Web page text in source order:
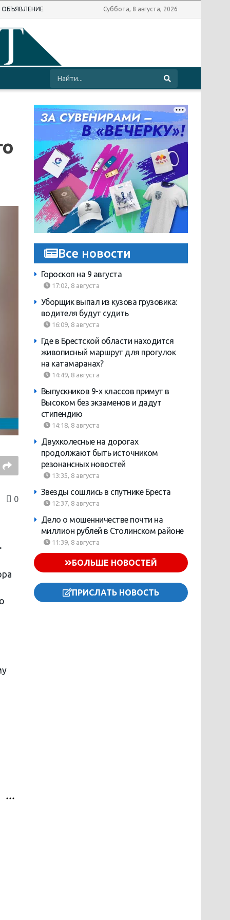
ОБЪЯВЛЕНИЕ Суббота, 8 августа, 2026
0
Все новости
Гороскоп на 9 августа
17:02, 8 августа
Уборщик выпал из кузова грузовика:
водителя будут судить
16:09, 8 августа
Где в Брестской области находится
живописный маршрут для прогулок
на катамаранах?
14:49, 8 августа
Выпускников 9-х классов примут в
Высоком без экзаменов и дадут
стипендию
14:18, 8 августа
Двухколесные на дорогах
продолжают быть источником
резонансных новостей
13:35, 8 августа
Звезды сошлись в спутнике Бреста
12:37, 8 августа
Дело о мошенничестве почти на
миллион рублей в Столинском районе
11:39, 8 августа
БОЛЬШЕ НОВОСТЕЙ
ПРИСЛАТЬ НОВОСТЬ